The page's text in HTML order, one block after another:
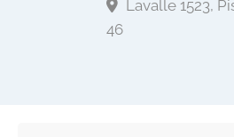
Lavalle 1523,
46